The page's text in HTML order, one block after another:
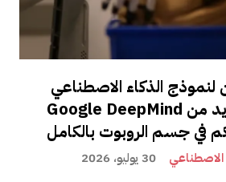
لنموذج الذكاء الاصطناعي
الجديد من Google DeepMind
في جسم الروبوت بالكامل
الاصطناعي 30 يوليو، 2026